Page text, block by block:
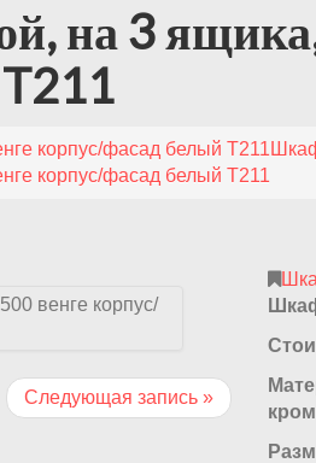
на 3
корпус/фасад белый T211
корпус/фасад белый T211
Следующая запись »